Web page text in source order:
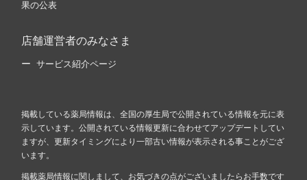
果の公表
店舗運営者のみなさま
サービス紹介ページ
掲載している薬局情報は、全国の厚生局で公開されている情報を元に表
示しています。公開されている情報更新に合わせてアップデートしてい
ますが、更新タイミングにより一部古い情報が表示される事ことがござ
います。
掲載薬局情報に関しまして、お気づきの点がございましたらお手数です